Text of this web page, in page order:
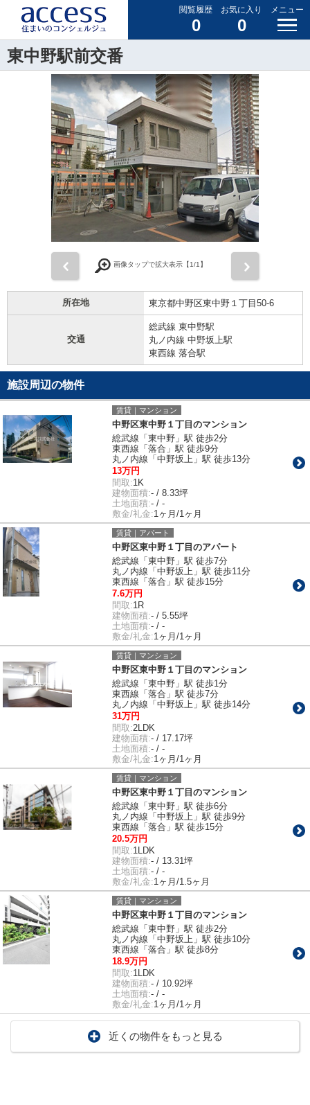
閲覧履歴
0
お気に入り
0
メニュー
東中野駅前交番
画像タップで拡大表示【1/1】
所在地 東京都中野区東中野１丁目50-6
交通
総武線 東中野駅
丸ノ内線 中野坂上駅
東西線 落合駅
施設周辺の物件
賃貸｜マンション
中野区東中野１丁目のマンション
総武線「東中野」駅 徒歩2分
東西線「落合」駅 徒歩9分
丸ノ内線「中野坂上」駅 徒歩13分
13万円
間取:1K
建物面積:- / 8.33坪
土地面積:- / -
敷金/礼金:1ヶ月/1ヶ月
賃貸｜アパート
中野区東中野１丁目のアパート
総武線「東中野」駅 徒歩7分
丸ノ内線「中野坂上」駅 徒歩11分
東西線「落合」駅 徒歩15分
7.6万円
間取:1R
建物面積:- / 5.55坪
土地面積:- / -
敷金/礼金:1ヶ月/1ヶ月
賃貸｜マンション
中野区東中野１丁目のマンション
総武線「東中野」駅 徒歩1分
東西線「落合」駅 徒歩7分
丸ノ内線「中野坂上」駅 徒歩14分
31万円
間取:2LDK
建物面積:- / 17.17坪
土地面積:- / -
敷金/礼金:1ヶ月/1ヶ月
賃貸｜マンション
中野区東中野１丁目のマンション
総武線「東中野」駅 徒歩6分
丸ノ内線「中野坂上」駅 徒歩9分
東西線「落合」駅 徒歩15分
20.5万円
間取:1LDK
建物面積:- / 13.31坪
土地面積:- / -
敷金/礼金:1ヶ月/1.5ヶ月
賃貸｜マンション
中野区東中野１丁目のマンション
総武線「東中野」駅 徒歩2分
丸ノ内線「中野坂上」駅 徒歩10分
東西線「落合」駅 徒歩8分
18.9万円
間取:1LDK
建物面積:- / 10.92坪
土地面積:- / -
敷金/礼金:1ヶ月/1ヶ月
近くの物件をもっと見る